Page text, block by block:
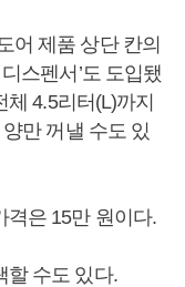
어 제품 상단 칸의
스펜서’도 도입됐
4.5리터(L)까지
만 꺼낼 수도 있
격은 15만 원이다.
할 수도 있다.